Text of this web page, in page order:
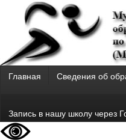
Главная Сведения об
Запись в нашу школу через